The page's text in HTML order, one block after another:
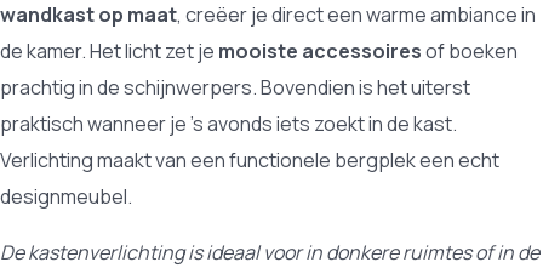
wandkast op maat, creëer je direct een warme ambiance in
de kamer. Het licht zet je mooiste accessoiresof boeken
prachtig in de schijnwerpers. Bovendien is het uiterst
praktisch wanneer je 's avonds iets zoekt in de kast.
Verlichting maakt van een functionele bergplek een echt
designmeubel.
De kastenverlichting is ideaal voor in donkere ruimtes of in de